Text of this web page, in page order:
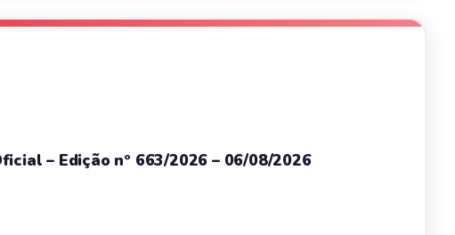
– Edição nº 663/2026 – 06/08/2026